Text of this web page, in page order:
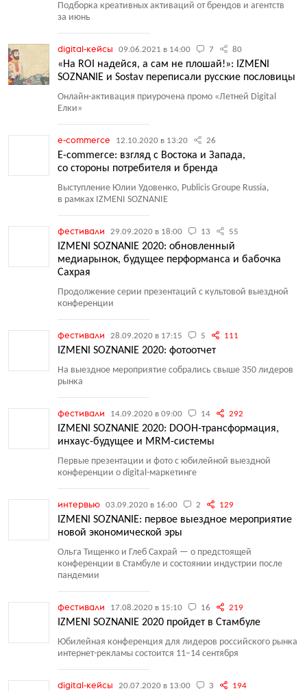
Подборка креативных активаций от брендов и агентств
за июнь
digital-кейсы 09.06.2021 в 14:00 7 80
«На ROI надейся, а сам не плошай!»: IZMENI
SOZNANIE и Sostav переписали русские пословицы
Онлайн-активация приурочена промо «Летней Digital
Елки»
e-commerce 12.10.2020 в 13:20 26
E-commerce: взгляд с Востока и Запада,
со стороны потребителя и бренда
Выступление Юлии Удовенко, Publicis Groupe Russia,
в рамках IZMENI SOZNANIE
фестивали 29.09.2020 в 18:00 13 55
IZMENI SOZNANIE 2020: обновленный
медиарынок, будущее перформанса и бабочка
Сахрая
Продолжение серии презентаций с культовой выездной
конференции
фестивали 28.09.2020 в 17:15 5 111
IZMENI SOZNANIE 2020: фотоотчет
На выездное мероприятие собрались свыше 350 лидеров
рынка
фестивали 14.09.2020 в 09:00 14 292
IZMENI SOZNANIE 2020: DOOH-трансформация,
инхаус-будущее и MRM-системы
Первые презентации и фото с юбилейной выездной
конференции о digital-маркетинге
интервью 03.09.2020 в 16:00 2 129
IZMENI SOZNANIE: первое выездное мероприятие
новой экономической эры
Ольга Тищенко и Глеб Сахрай — о предстоящей
конференции в Стамбуле и состоянии индустрии после
пандемии
фестивали 17.08.2020 в 15:10 16 219
IZMENI SOZNANIE 2020 пройдет в Стамбуле
Юбилейная конференция для лидеров российского рынка
интернет-рекламы состоится 11−14 сентября
digital-кейсы 20.07.2020 в 13:00 3 194